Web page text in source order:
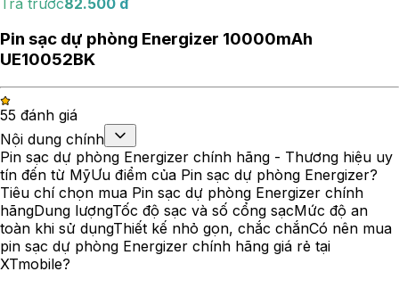
Pin sạc dự phòng Energizer 10000mAh
UE10052BK
55 đánh giá
Nội dung chính
Pin sạc dự phòng Energizer chính hãng - Thương hiệu uy
tín đến từ MỹƯu điểm của Pin sạc dự phòng Energizer?
Tiêu chí chọn mua Pin sạc dự phòng Energizer chính
hãngDung lượngTốc độ sạc và số cổng sạcMức độ an
toàn khi sử dụngThiết kế nhỏ gọn, chắc chắnCó nên mua
pin sạc dự phòng Energizer chính hãng giá rẻ tại
XTmobile?